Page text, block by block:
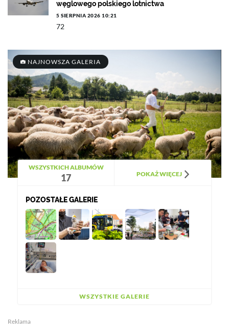
węglowego polskiego lotnictwa
5 SIERPNIA 2026 10:21
72
NAJNOWSZA GALERIA
WSZYSTKICH ALBUMÓW
17 POKAŻ WIĘCEJ
POZOSTAŁE GALERIE
WSZYSTKIE GALERIE
Reklama